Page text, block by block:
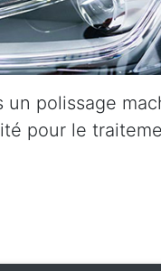
un polissage
pour le